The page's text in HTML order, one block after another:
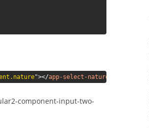
"></app-select-nature-document
component-input-two-